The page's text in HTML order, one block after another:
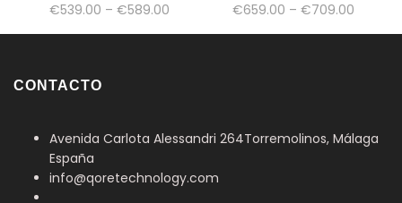
€539.00 – €589.00 €659.00 – €709.00
CONTACTO
Avenida Carlota Alessandri 264Torremolinos, Málaga
España
info@qoretechnology.com